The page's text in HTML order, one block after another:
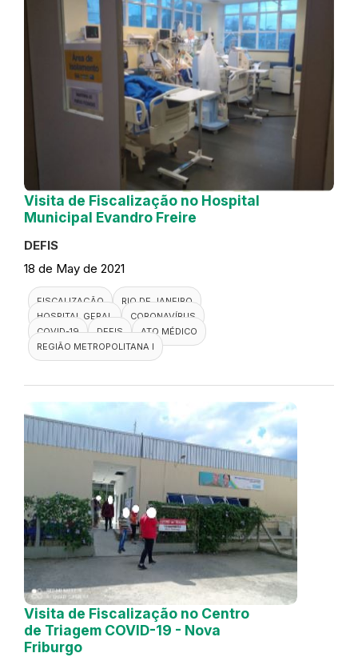
Visita de Fiscalização no Hospital
Municipal Evandro Freire
DEFIS
18 de May de 2021
FISCALIZAÇÃO
RIO DE JANEIRO
HOSPITAL GERAL
CORONAVÍRUS
COVID-19
DEFIS
ATO MÉDICO
REGIÃO METROPOLITANA I
Visita de Fiscalização no Centro
de Triagem COVID-19 - Nova
Friburgo